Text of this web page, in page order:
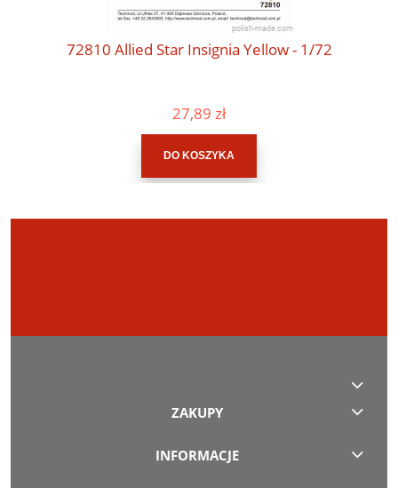
72810 Allied Star Insignia Yellow - 1/72
27,89 zł
DO KOSZYKA
ZAKUPY
INFORMACJE